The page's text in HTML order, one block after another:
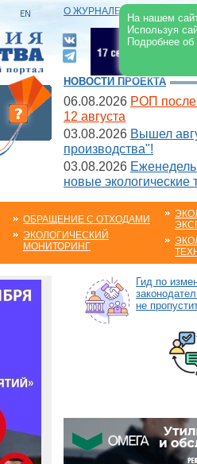
На нашем
Используя
Подробнее
О ЖУРНАЛЕ |
НОВОСТИ ПРОЕКТА
06.08.2026 РОП после
12 августа
03.08.2026 Вышел
производства"!
03.08.2026
новые экологические
ОБРАЩЕНИЕ С ОТХОДАМИ
ЭКОЛОГИЧЕСКИЙ
МОНИТОРИНГ
Гид по
не